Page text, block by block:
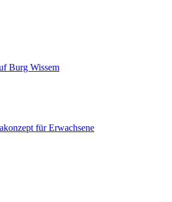
Burg Wissem
für Erwachsene